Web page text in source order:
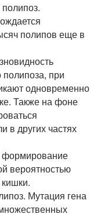
полипов еще в
при
одновременно
Также на фоне
в других частях
вероятностью
Мутация гена